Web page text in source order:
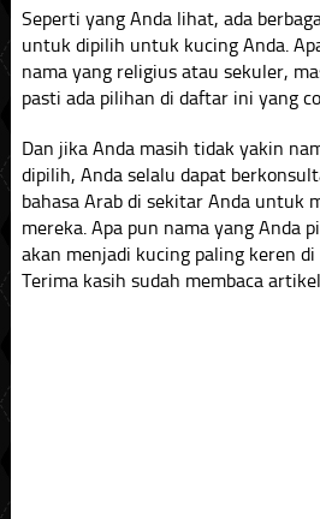
Seperti yang Anda lihat, ada
untuk dipilih untuk kucing Anda.
nama yang religius atau sekuler,
pasti ada pilihan di daftar ini yang
Dan jika Anda masih tidak yakin
dipilih, Anda selalu dapat
bahasa Arab di sekitar Anda untuk
mereka. Apa pun nama yang Anda
akan menjadi kucing paling keren
Terima kasih sudah membaca